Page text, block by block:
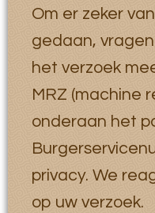
Om er zeker
gedaan,
het verzoek
MRZ (machine
onderaan het
privacy. We
op uw verzoek.